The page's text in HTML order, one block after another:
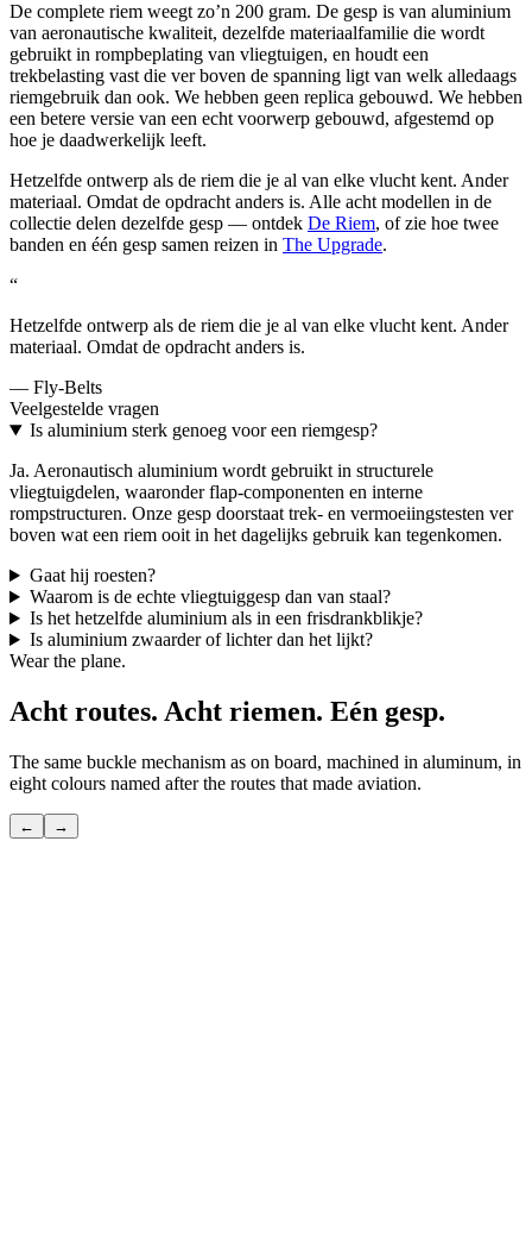
De complete riem weegt zo’n 200 gram. De gesp is van aluminium
van aeronautische kwaliteit, dezelfde materiaalfamilie die wordt
gebruikt in rompbeplating van vliegtuigen, en houdt een
trekbelasting vast die ver boven de spanning ligt van welk alledaags
riemgebruik dan ook. We hebben geen replica gebouwd. We hebben
een betere versie van een echt voorwerp gebouwd, afgestemd op
hoe je daadwerkelijk leeft.
Hetzelfde ontwerp als de riem die je al van elke vlucht kent. Ander
materiaal. Omdat de opdracht anders is. Alle acht modellen in de
collectie delen dezelfde gesp — ontdek De Riem, of zie hoe twee
banden en één gesp samen reizen in The Upgrade.
“
Hetzelfde ontwerp als de riem die je al van elke vlucht kent. Ander
materiaal. Omdat de opdracht anders is.
— Fly-Belts
Veelgestelde vragen
Is aluminium sterk genoeg voor een riemgesp?
Ja. Aeronautisch aluminium wordt gebruikt in structurele
vliegtuigdelen, waaronder flap-componenten en interne
rompstructuren. Onze gesp doorstaat trek- en vermoeiingstesten ver
boven wat een riem ooit in het dagelijks gebruik kan tegenkomen.
Gaat hij roesten?
Waarom is de echte vliegtuiggesp dan van staal?
Is het hetzelfde aluminium als in een frisdrankblikje?
Is aluminium zwaarder of lichter dan het lijkt?
Wear the plane.
Acht routes. Acht riemen. Eén gesp.
The same buckle mechanism as on board, machined in aluminum, in
eight colours named after the routes that made aviation.
← →